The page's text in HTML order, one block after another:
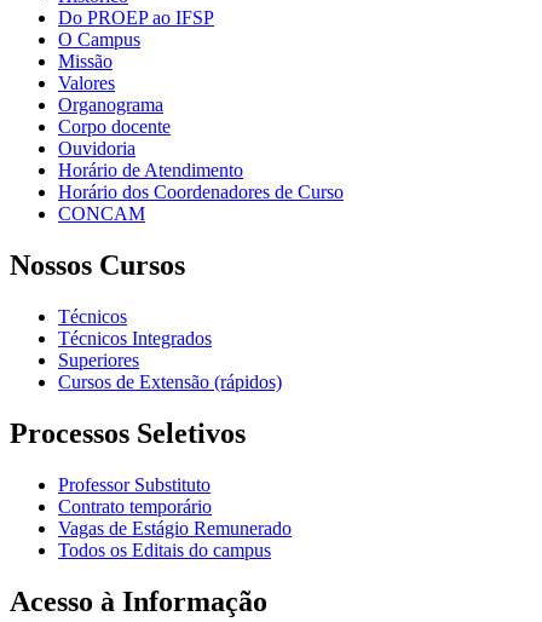
Do PROEP ao IFSP
O Campus
Missão
Valores
Organograma
Corpo docente
Ouvidoria
Horário de Atendimento
Horário dos Coordenadores de Curso
CONCAM
Nossos Cursos
Técnicos
Técnicos Integrados
Superiores
Cursos de Extensão (rápidos)
Processos Seletivos
Professor Substituto
Contrato temporário
Vagas de Estágio Remunerado
Todos os Editais do campus
Acesso à Informação